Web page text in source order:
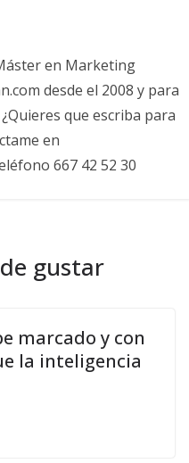
en Marketing
desde el 2008 y para
que escriba para
en
667 42 52 30
gustar
marcado y con
la inteligencia